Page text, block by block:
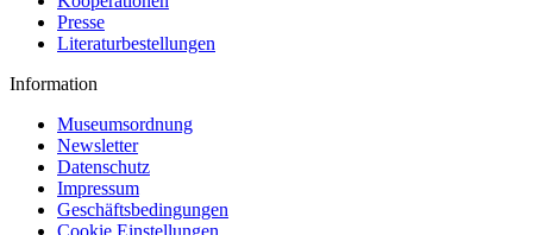
Presse
Literaturbestellungen
Information
Museumsordnung
Newsletter
Datenschutz
Impressum
Geschäftsbedingungen
Cookie Einstellungen